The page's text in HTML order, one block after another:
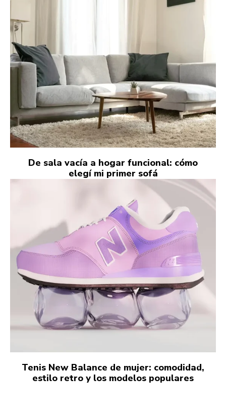
De sala vacía a hogar funcional: cómo
elegí mi primer sofá
Tenis New Balance de mujer: comodidad,
estilo retro y los modelos populares